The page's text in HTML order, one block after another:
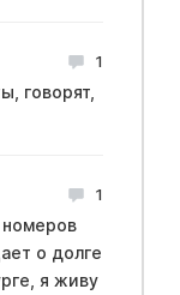
1
говорят,
1
о долге
я живу